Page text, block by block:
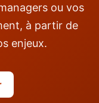
ou vos
à partir de
enjeux.